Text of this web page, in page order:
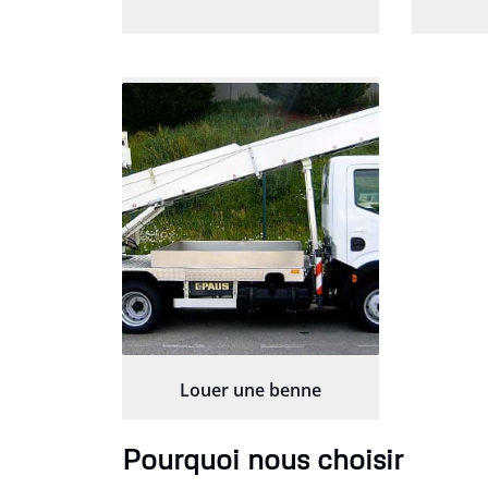
Louer une benne
Pourquoi nous choisir